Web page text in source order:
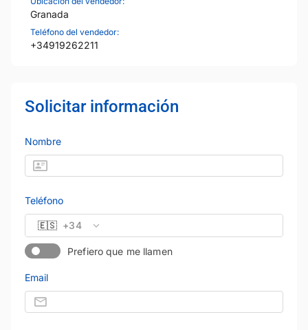
Granada
Teléfono del vendedor:
+34919262211
Solicitar información
Nombre
Teléfono
🇪🇸 +34
Prefiero que me llamen
Email